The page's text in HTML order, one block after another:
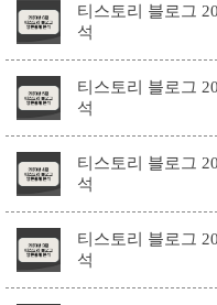
티스토리 블로그
석
티스토리 블로그
석
티스토리 블로그
석
티스토리 블로그
석